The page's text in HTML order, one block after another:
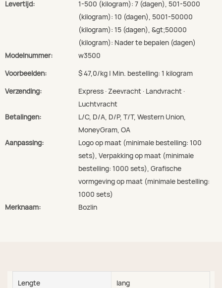
Levertijd:
1-500 (kilogram): 7 (dagen), 501-5000
(kilogram): 10 (dagen), 5001-50000
(kilogram): 15 (dagen), &gt;50000
(kilogram): Nader te bepalen (dagen)
Modelnummer:
w3500
Voorbeelden:
$ 47,0/kg | Min. bestelling: 1 kilogram
Verzending:
Express · Zeevracht · Landvracht ·
Luchtvracht
Betalingen:
L/C, D/A, D/P, T/T, Western Union,
MoneyGram, OA
Aanpassing:
Logo op maat (minimale bestelling: 100
sets), Verpakking op maat (minimale
bestelling: 1000 sets), Grafische
vormgeving op maat (minimale bestelling:
1000 sets)
Merknaam:
Bozlin
Lengte lang